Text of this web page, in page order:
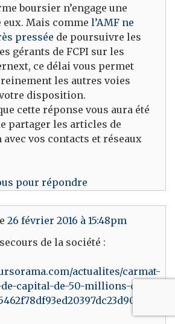
boursier n’engage une
Mais comme l’AMF ne
pressée de poursuivre les
gérants de FCPI sur les
ce délai vous permet
les autres voies
disposition.
cette réponse vous aura été
partager les articles de
vos contacts et réseaux
pour répondre
26 février 2016 à 15:48pm
de la société :
actualites/carmat-
capital-de-50-millions-d-